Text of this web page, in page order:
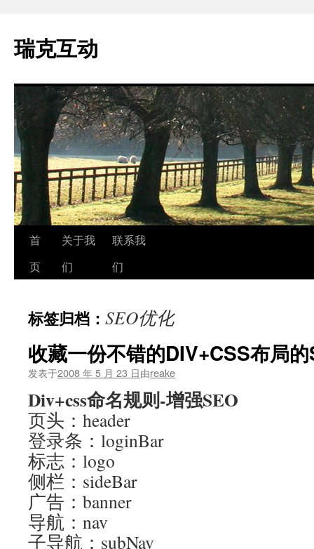
瑞克互动
跳
至
文
首
页
关于我
们
联系我
们
标签归档： SEO优化
收藏一份不错的DIV+CSS布局
发表于2008 年 5 月 23 日由reake
Div+css命名规则-增强SEO
页头：header
登录条：loginBar
标志：logo
侧栏：sideBar
广告：banner
导航：nav
子导航：subNav